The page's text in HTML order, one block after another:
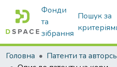
Фонди
та
зібрання
Пошук за
Головна